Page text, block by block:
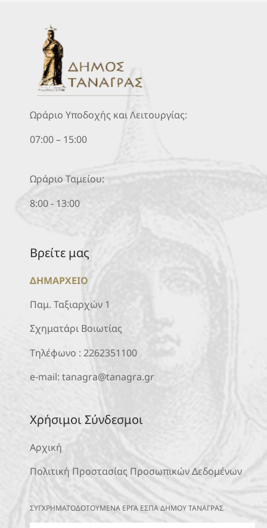
Ωράριο Υποδοχής και Λειτουργίας:
07:00 – 15:00
Ωράριο Ταμείου:
8:00 - 13:00
Βρείτε μας
ΔΗΜΑΡΧΕΙΟ
Παμ. Ταξιαρχών 1
Σχηματάρι Βοιωτίας
Τηλέφωνο : 2262351100
e-mail: tanagra@tanagra.gr
Χρήσιμοι Σύνδεσμοι
Αρχική
Πολιτική Προστασίας Προσωπικών Δεδομένων
ΣΥΓΧΡΗΜΑΤΟΔΟΤΟΥΜΕΝΑ ΕΡΓΑ ΕΣΠΑ ΔΗΜΟΥ ΤΑΝΑΓΡΑΣ